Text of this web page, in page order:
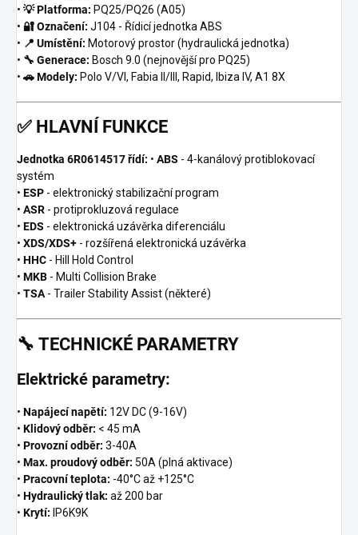
• 💡 Platforma: PQ25/PQ26 (A05)
• 🔐 Označení: J104 - Řídicí jednotka ABS
• 📍 Umístění: Motorový prostor (hydraulická jednotka)
• 🔧 Generace: Bosch 9.0 (nejnovější pro PQ25)
• 🚗 Modely: Polo V/VI, Fabia II/III, Rapid, Ibiza IV, A1 8X
✅ HLAVNÍ FUNKCE
Jednotka 6R0614517 řídí: • ABS - 4-kanálový protiblokovací
systém
• ESP - elektronický stabilizační program
• ASR - protiprokluzová regulace
• EDS - elektronická uzávěrka diferenciálu
• XDS/XDS+ - rozšířená elektronická uzávěrka
• HHC - Hill Hold Control
• MKB - Multi Collision Brake
• TSA - Trailer Stability Assist (některé)
🔧 TECHNICKÉ PARAMETRY
Elektrické parametry:
• Napájecí napětí: 12V DC (9-16V)
• Klidový odběr: < 45 mA
• Provozní odběr: 3-40A
• Max. proudový odběr: 50A (plná aktivace)
• Pracovní teplota: -40°C až +125°C
• Hydraulický tlak: až 200 bar
• Krytí: IP6K9K